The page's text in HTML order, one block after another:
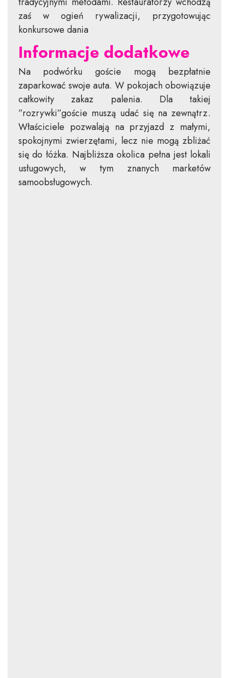
zaś w ogień rywalizacji, przygotowując
konkursowe dania
Informacje dodatkowe
Na podwórku goście mogą bezpłatnie
zaparkować swoje auta. W pokojach obowiązuje
całkowity zakaz palenia. Dla takiej
”rozrywki”goście muszą udać się na zewnątrz.
Właściciele pozwalają na przyjazd z małymi,
spokojnymi zwierzętami, lecz nie mogą zbliżać
się do łóżka. Najbliższa okolica pełna jest lokali
usługowych, w tym znanych marketów
samoobsługowych.